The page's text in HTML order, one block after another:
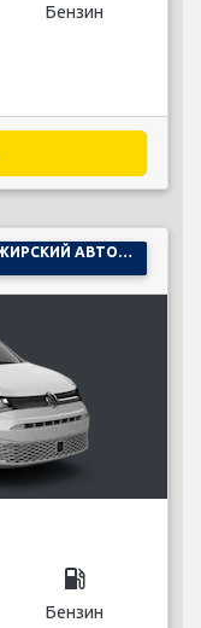
Бензин
local_gas_station
Бензин